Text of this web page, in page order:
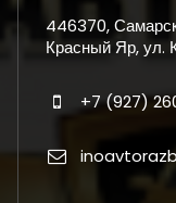
446370,
Красный Яр, ул.
+7 (927)